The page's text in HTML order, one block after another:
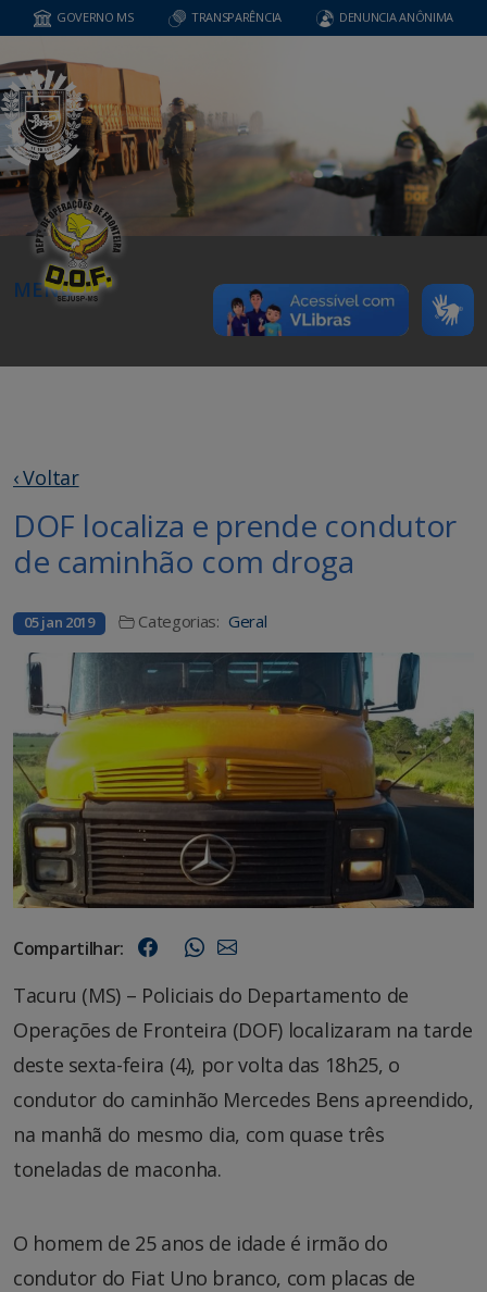
GOVERNO MS TRANSPARÊNCIA DENUNCIA ANÔNIMA
MENU
‹ Voltar
DOF localiza e prende condutor
de caminhão com droga
05 jan 2019 Categorias: Geral
Compartilhar:
Tacuru (MS) – Policiais do Departamento de
Operações de Fronteira (DOF) localizaram na tarde
deste sexta-feira (4), por volta das 18h25, o
condutor do caminhão Mercedes Bens apreendido,
na manhã do mesmo dia, com quase três
toneladas de maconha.
O homem de 25 anos de idade é irmão do
condutor do Fiat Uno branco, com placas de